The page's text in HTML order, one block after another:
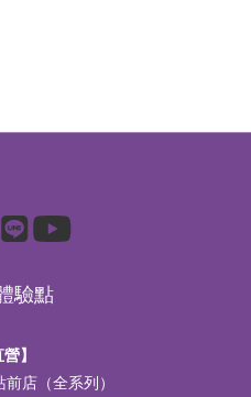
驗點
營】
店（全系列）